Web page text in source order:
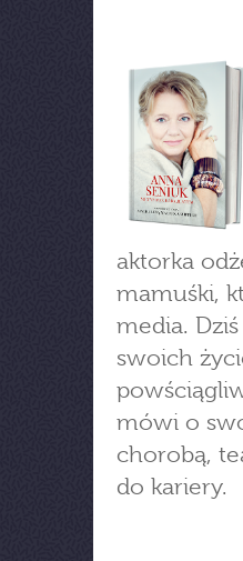
aktorka
mamuśki,
media.
swoich
mówi o
chorobą,
do kariery.